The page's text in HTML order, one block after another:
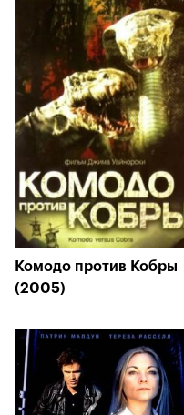
Комодо против Кобры
(2005)